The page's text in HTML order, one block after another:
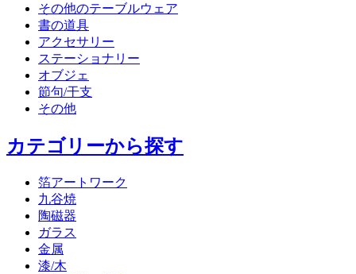
その他のテーブルウェア
書の道具
アクセサリー
ステーショナリー
オブジェ
節句/干支
その他
カテゴリーから探す
箔アートワーク
九谷焼
陶磁器
ガラス
金属
漆/木